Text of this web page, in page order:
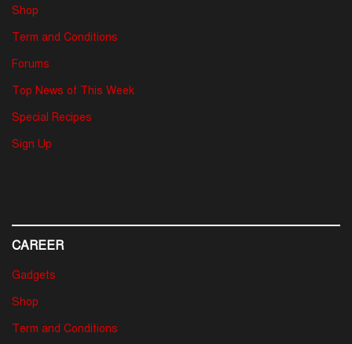
Shop
Term and Conditions
Forums
Top News of This Week
Special Recipes
Sign Up
CAREER
Gadgets
Shop
Term and Conditions